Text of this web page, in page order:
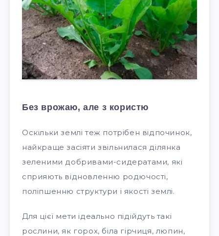
Без врожаю, але з користю
Оскільки землі теж потрібен відпочинок,
найкраще засіяти звільнилася ділянка
зеленими добривами-сидератами, які
сприяють відновленню родючості,
поліпшенню структури і якості землі.
Для цієї мети ідеально підійдуть такі
рослини, як горох, біла гірчиця, люпин,